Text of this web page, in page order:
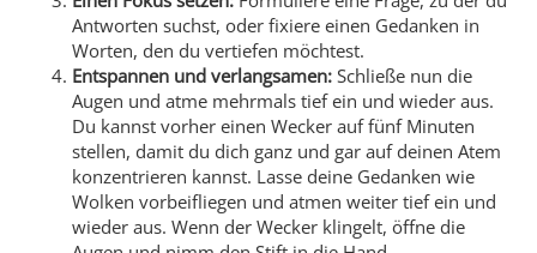
Antworten suchst, oder fixiere einen Gedanken in
Worten, den du vertiefen möchtest.
Entspannen und verlangsamen: Schließe nun die
Augen und atme mehrmals tief ein und wieder aus.
Du kannst vorher einen Wecker auf fünf Minuten
stellen, damit du dich ganz und gar auf deinen Atem
konzentrieren kannst. Lasse deine Gedanken wie
Wolken vorbeifliegen und atmen weiter tief ein und
wieder aus. Wenn der Wecker klingelt, öffne die